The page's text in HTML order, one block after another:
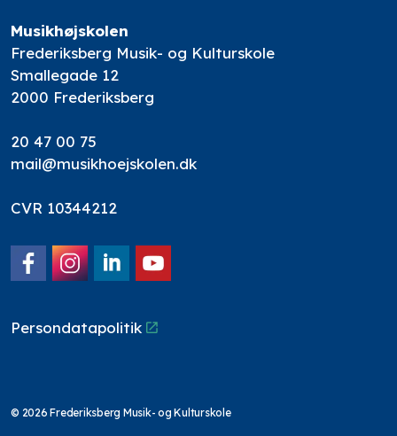
Musikhøjskolen
Frederiksberg Musik- og Kulturskole
Smallegade 12
2000 Frederiksberg
20 47 00 75
mail@musikhoejskolen.dk
CVR 10344212
Persondatapolitik
© 2026 Frederiksberg Musik- og Kulturskole